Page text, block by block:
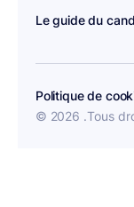
Le guide du
Politique de
© 2026 .Tous